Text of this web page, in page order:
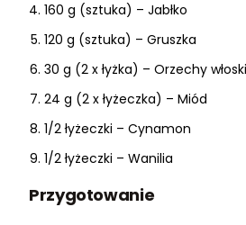
160 g (sztuka) – Jabłko
120 g (sztuka) – Gruszka
30 g (2 x łyżka) – Orzechy
24 g (2 x łyżeczka) – Miód
1/2 łyżeczki – Cynamon
1/2 łyżeczki – Wanilia
Przygotowanie